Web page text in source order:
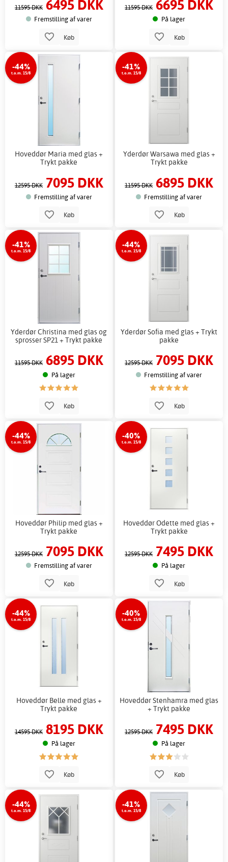
11595 DKK 6495 DKK
Fremstilling af varer
Køb
11595 DKK 6695 DKK
På lager
Køb
-44%
t.o.m. 15/8
Hoveddør Maria med glas +
Trykt pakke
12595 DKK 7095 DKK
Fremstilling af varer
Køb
-41%
t.o.m. 15/8
Yderdør Warsawa med glas +
Trykt pakke
11595 DKK 6895 DKK
Fremstilling af varer
Køb
-41%
t.o.m. 15/8
Yderdør Christina med glas og
sprosser SP21 + Trykt pakke
11595 DKK 6895 DKK
På lager
Køb
-44%
t.o.m. 15/8
Yderdør Sofia med glas + Trykt
pakke
12595 DKK 7095 DKK
Fremstilling af varer
Køb
-44%
t.o.m. 15/8
Hoveddør Philip med glas +
Trykt pakke
12595 DKK 7095 DKK
Fremstilling af varer
Køb
-40%
t.o.m. 15/8
Hoveddør Odette med glas +
Trykt pakke
12595 DKK 7495 DKK
På lager
Køb
-44%
t.o.m. 15/8
Hoveddør Belle med glas +
Trykt pakke
14595 DKK 8195 DKK
På lager
Køb
-40%
t.o.m. 15/8
Hoveddør Stenhamra med glas
+ Trykt pakke
12595 DKK 7495 DKK
På lager
Køb
-44%
t.o.m. 15/8
-41%
t.o.m. 15/8